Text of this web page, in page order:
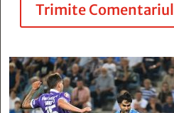
Trimite Comentariul